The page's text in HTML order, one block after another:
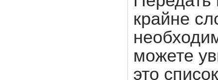
крайне
можете
это